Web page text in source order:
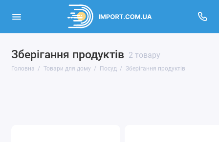
Зберігання продуктів 2 товару
Головна Товари для дому Посуд Зберігання продуктів
Декор для дому